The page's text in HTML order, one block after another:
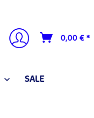
0,00 € *
SALE